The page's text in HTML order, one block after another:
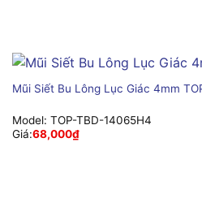
Mũi Siết Bu Lông Lục Giác 4mm
Model: TOP-TBD-14065H4
Giá:68,000₫